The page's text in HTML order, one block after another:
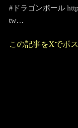
#ドラゴンボール
tw…
この記事をXでポ